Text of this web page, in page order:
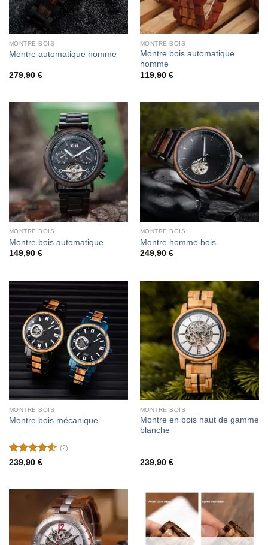
MONTRE BOIS
Montre automatique homme
279,90 €
MONTRE BOIS
Montre bois automatique
homme
119,90 €
MONTRE BOIS
Montre bois automatique
149,90 €
MONTRE BOIS
Montre homme bois
249,90 €
MONTRE BOIS
Montre bois mécanique
Note4.5
(2)
239,90 €
MONTRE BOIS
Montre en bois haut de gamme
blanche
239,90 €